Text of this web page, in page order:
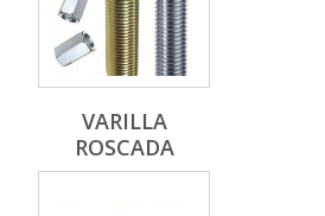
VARILLA
ROSCADA